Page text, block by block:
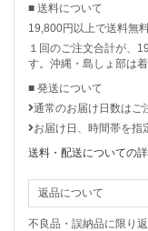
■ 送料について
19,800円以上で送料無
１回のご注文合計が、
す。沖縄・島しょ部は
■ 発送について
通常のお届け日数はご
お届け日、時間帯を指
送料・配送についての
返品について
不良品・誤納品に限り